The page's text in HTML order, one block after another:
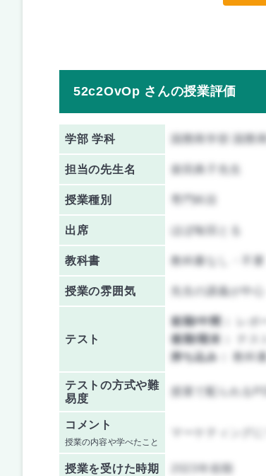
52c2OvOp さんの授業評価
学部 学科
担当の先生名 柴田典子先生
授業種別 専門科目
出席 ほぼ毎回とる
教科書 教科書なし・不要
授業の雰囲気 先生の講義が中心
テスト
前期/中間：
レポ
後期/期末：
テス
持ち込み：
教科
テストの方式や難
易度
授業で配られる
コメント
授業の内容や学べたこと
マーケティング
授業を受けた時期